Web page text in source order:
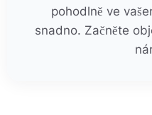
pohodlně ve
snadno. Začněte